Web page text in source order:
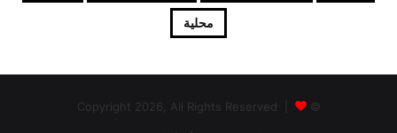
محلية
© Copyright 2026, All Rights Reserved |